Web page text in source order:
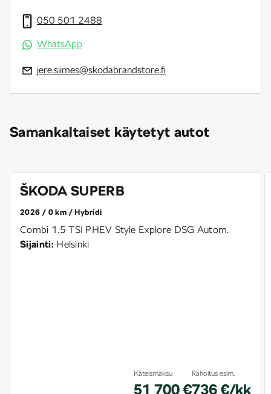
050 501 2488
WhatsApp
jere.siimes@skodabrandstore.fi
Samankaltaiset käytetyt autot
ŠKODA SUPERB
2026 0 km Hybridi
Combi 1.5 TSI PHEV Style Explore DSG Autom.
Sijainti: Helsinki
Käteismaksu
51 700 €
Rahoitus esim.
736 €/kk